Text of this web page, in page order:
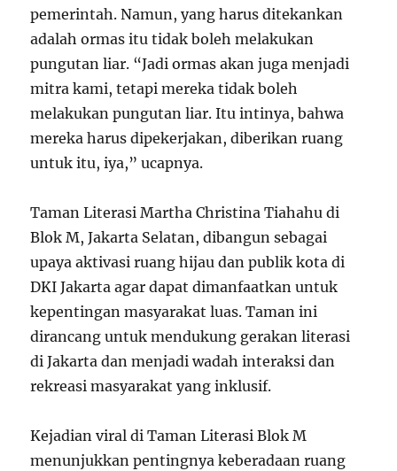
pemerintah. Namun, yang harus ditekankan
adalah ormas itu tidak boleh melakukan
pungutan liar. “Jadi ormas akan juga menjadi
mitra kami, tetapi mereka tidak boleh
melakukan pungutan liar. Itu intinya, bahwa
mereka harus dipekerjakan, diberikan ruang
untuk itu, iya,” ucapnya.
Taman Literasi Martha Christina Tiahahu di
Blok M, Jakarta Selatan, dibangun sebagai
upaya aktivasi ruang hijau dan publik kota di
DKI Jakarta agar dapat dimanfaatkan untuk
kepentingan masyarakat luas. Taman ini
dirancang untuk mendukung gerakan literasi
di Jakarta dan menjadi wadah interaksi dan
rekreasi masyarakat yang inklusif.
Kejadian viral di Taman Literasi Blok M
menunjukkan pentingnya keberadaan ruang